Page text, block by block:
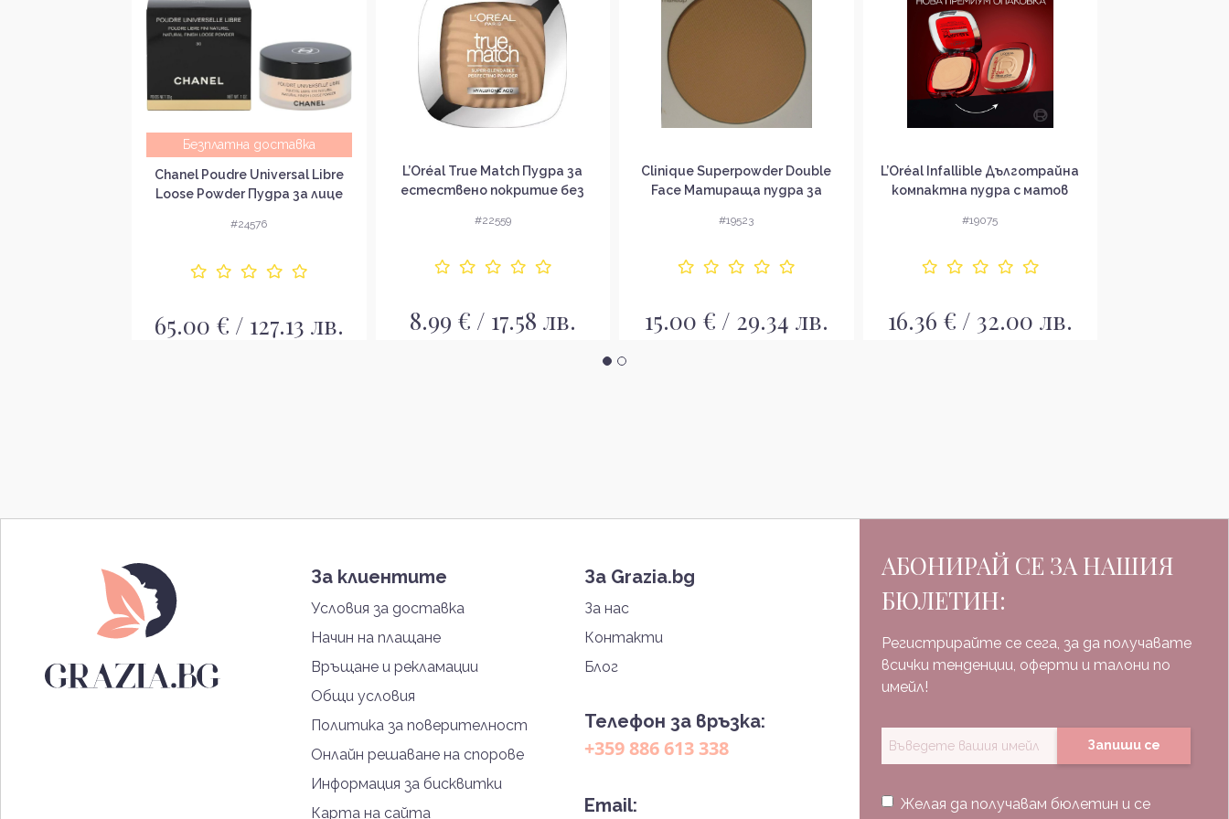
Безплатна доставка
Chanel Poudre Universal Libre
Loose Powder Пудра за лице
#24576
65.00 € / 127.13 лв.
L’Oréal True Match Пудра за
естествено покритие без
#22559
8.99 € / 17.58 лв.
Clinique Superpowder Double
Face Матираща пудра за
#19523
15.00 € / 29.34 лв.
L’Oréal Infallible Дълготрайна
компактна пудра с матов
#19075
16.36 € / 32.00 лв.
За клиентите
Условия за доставка
Начин на плащане
Връщане и рекламации
Общи условия
Политика за поверителност
Онлайн решаване на спорове
Информация за бисквитки
Карта на сайта
За Grazia.bg
За нас
Контакти
Блог
Телефон за връзка:
+359 886 613 338
Email:
АБОНИРАЙ СЕ ЗА НАШИЯ
БЮЛЕТИН:
Регистрирайте се сега, за да получавате
всички тенденции, оферти и талони по
имейл!
Запиши се
Желая да получавам бюлетин и се